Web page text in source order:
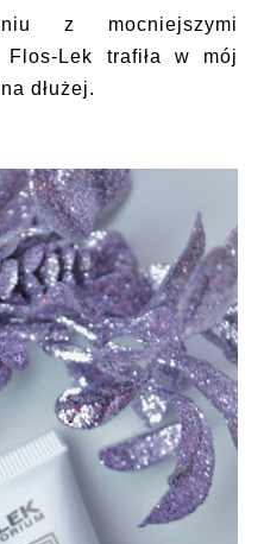
z mocniejszymi
Flos-Lek trafiła w mój
dłużej.